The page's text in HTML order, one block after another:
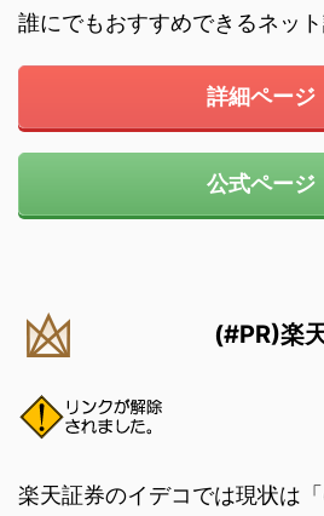
誰にでもおすすめできるネット
詳細ページ
公式ページ
(#PR)楽
楽天証券のイデコでは現状は